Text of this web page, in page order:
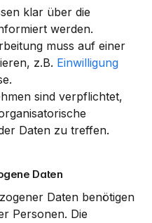
klar über die
werden.
muss auf einer
z.B. Einwilligung
sind verpflichtet,
Daten zu treffen.
Daten
Daten benötigen
Personen. Die